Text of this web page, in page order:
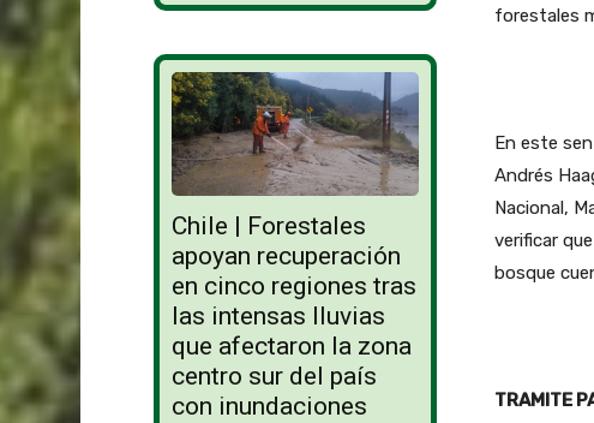
Chile | Forestales
apoyan recuperación
en cinco regiones tras
las intensas lluvias
que afectaron la zona
centro sur del país
con inundaciones
forestales
En este
Andrés
Nacional,
verificar
bosque
TRAMITE